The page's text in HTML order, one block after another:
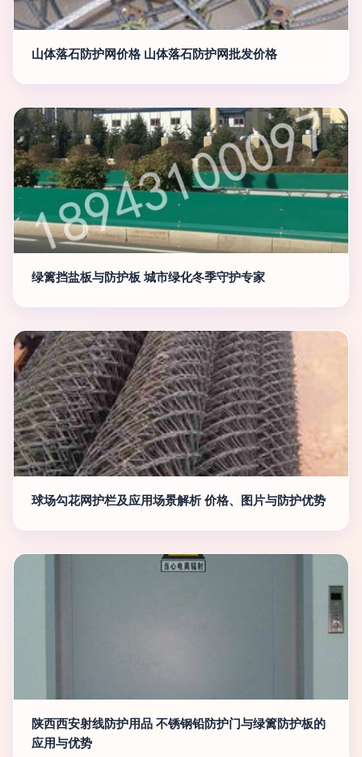
山体落石防护网价格 山体落石防护网批发价格
绿篱挡盐板与防护板 城市绿化冬季守护专家
球场勾花网护栏及应用场景解析 价格、图片与防护优势
陕西西安射线防护用品 不锈钢铅防护门与绿篱防护板的
应用与优势